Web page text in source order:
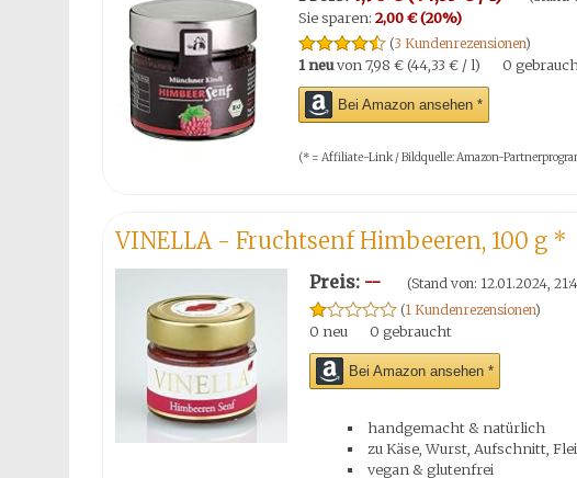
Sie sparen: 2,00 € (20%)
(3 Kundenrezensionen)
1 neuvon 7,98 € (44,33 € / l) 0
Bei Amazon ansehen *
(* = Affiliate-Link / Bildquelle: Amazon-
VINELLA - Fruchtsenf Himbeeren, 100 g *
Preis: -- (Stand von: 12.01.2024,
(1 Kundenrezensionen)
0 neu 0 gebraucht
Bei Amazon ansehen *
handgemacht & natürlich
zu Käse, Wurst, Aufschnitt,
vegan & glutenfrei